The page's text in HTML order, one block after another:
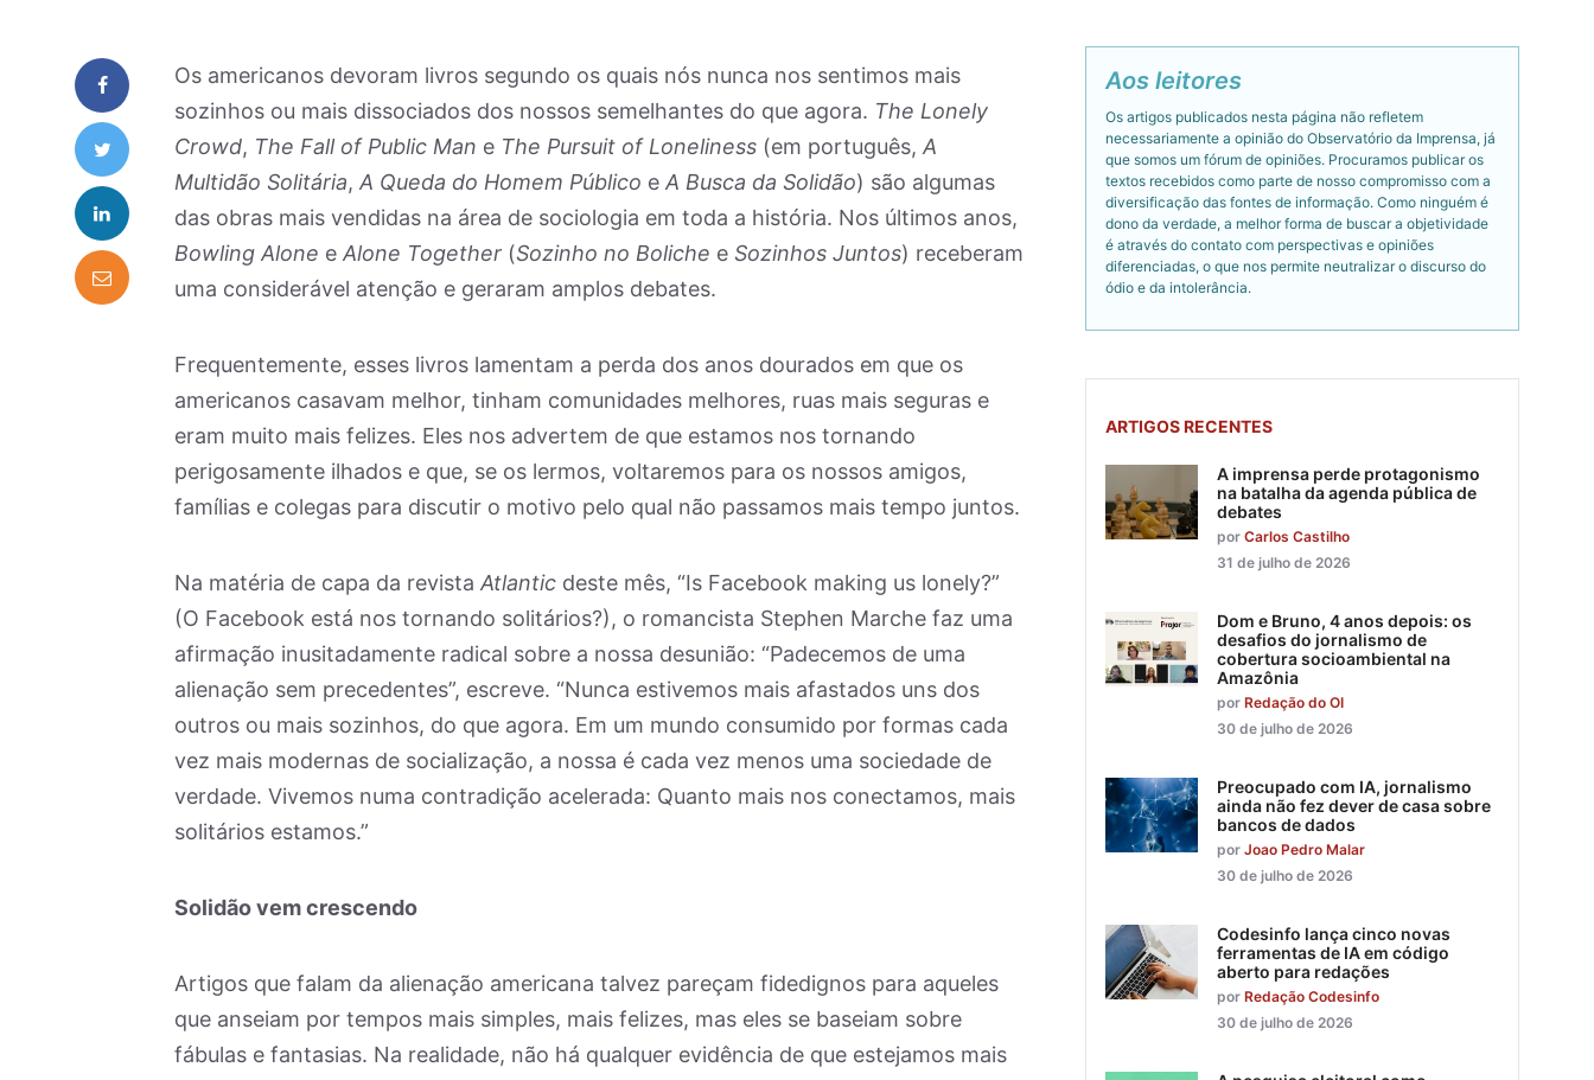
Os americanos devoram livros segundo os quais nós nunca nos sentimos mais
sozinhos ou mais dissociados dos nossos semelhantes do que agora. The Lonely
Crowd, The Fall of Public Man e The Pursuit of Loneliness (em português, A
Multidão Solitária, A Queda do Homem Público e A Busca da Solidão) são algumas
das obras mais vendidas na área de sociologia em toda a história. Nos últimos anos,
Bowling Alone e Alone Together (Sozinho no Boliche e Sozinhos Juntos) receberam
uma considerável atenção e geraram amplos debates.
Frequentemente, esses livros lamentam a perda dos anos dourados em que os
americanos casavam melhor, tinham comunidades melhores, ruas mais seguras e
eram muito mais felizes. Eles nos advertem de que estamos nos tornando
perigosamente ilhados e que, se os lermos, voltaremos para os nossos amigos,
famílias e colegas para discutir o motivo pelo qual não passamos mais tempo juntos.
Na matéria de capa da revista Atlantic deste mês, “Is Facebook making us lonely?”
(O Facebook está nos tornando solitários?), o romancista Stephen Marche faz uma
afirmação inusitadamente radical sobre a nossa desunião: “Padecemos de uma
alienação sem precedentes”, escreve. “Nunca estivemos mais afastados uns dos
outros ou mais sozinhos, do que agora. Em um mundo consumido por formas cada
vez mais modernas de socialização, a nossa é cada vez menos uma sociedade de
verdade. Vivemos numa contradição acelerada: Quanto mais nos conectamos, mais
solitários estamos.”
Solidão vem crescendo
Artigos que falam da alienação americana talvez pareçam fidedignos para aqueles
que anseiam por tempos mais simples, mais felizes, mas eles se baseiam sobre
fábulas e fantasias. Na realidade, não há qualquer evidência de que estejamos mais
Aos leitores
Os artigos publicados nesta página não refletem
necessariamente a opinião do Observatório da Imprensa, já
que somos um fórum de opiniões. Procuramos publicar os
textos recebidos como parte de nosso compromisso com a
diversificação das fontes de informação. Como ninguém é
dono da verdade, a melhor forma de buscar a objetividade
é através do contato com perspectivas e opiniões
diferenciadas, o que nos permite neutralizar o discurso do
ódio e da intolerância.
ARTIGOS RECENTES
A imprensa perde protagonismo
na batalha da agenda pública de
debates
por Carlos Castilho
31 de julho de 2026
Dom e Bruno, 4 anos depois: os
desafios do jornalismo de
cobertura socioambiental na
Amazônia
por Redação do OI
30 de julho de 2026
Preocupado com IA, jornalismo
ainda não fez dever de casa sobre
bancos de dados
por Joao Pedro Malar
30 de julho de 2026
Codesinfo lança cinco novas
ferramentas de IA em código
aberto para redações
por Redação Codesinfo
30 de julho de 2026